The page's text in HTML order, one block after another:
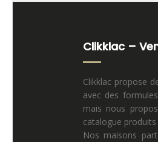
Clikklac –
Clikklac propose
avec des
mais nous
catalogue
Nos maisons